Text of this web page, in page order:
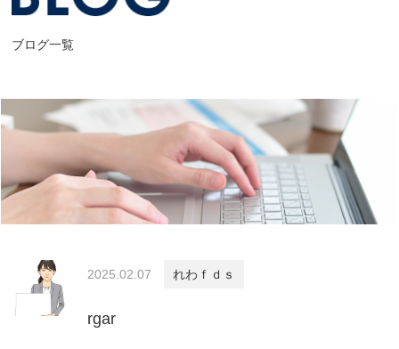
ブログ一覧
2025.02.07 れわｆｄｓ
rgar